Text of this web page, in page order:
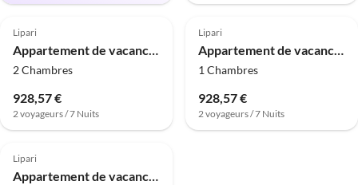
Annonce
Lipari
Appartement de vacances Villa Mela A
2 Chambres
928,57 €
2 voyageurs / 7 Nuits
Annonce
Lipari
Appartement de vacances Villa Mela C
1 Chambres
928,57 €
2 voyageurs / 7 Nuits
Annonce
Lipari
Appartement de vacances Mela D